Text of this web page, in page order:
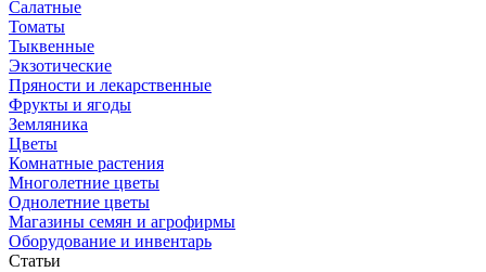
Салатные
Томаты
Тыквенные
Экзотические
Пряности и лекарственные
Фрукты и ягоды
Земляника
Цветы
Комнатные растения
Многолетние цветы
Однолетние цветы
Магазины семян и агрофирмы
Оборудование и инвентарь
Статьи